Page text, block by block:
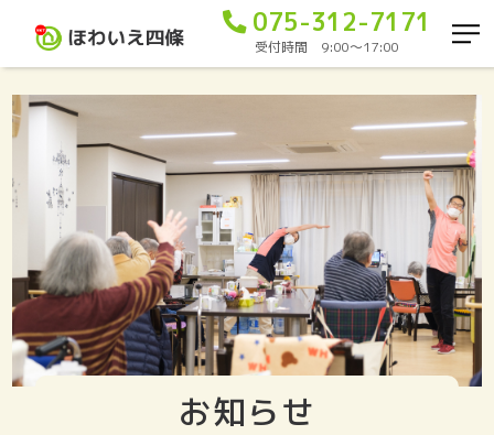
075-312-7171
受付時間 9:00〜17:00
お知らせ